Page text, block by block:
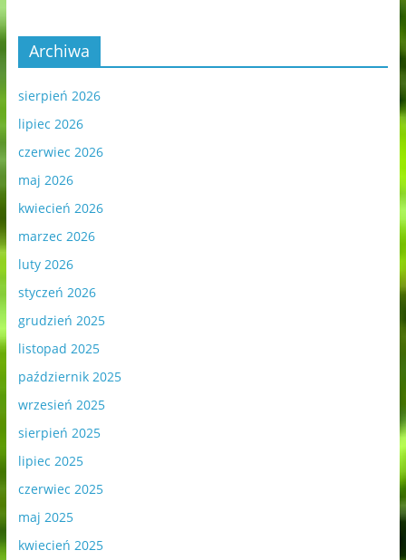
Archiwa
sierpień 2026
lipiec 2026
czerwiec 2026
maj 2026
kwiecień 2026
marzec 2026
luty 2026
styczeń 2026
grudzień 2025
listopad 2025
październik 2025
wrzesień 2025
sierpień 2025
lipiec 2025
czerwiec 2025
maj 2025
kwiecień 2025